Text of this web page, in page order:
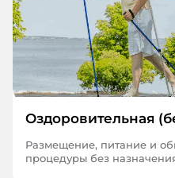
Оздоровительная
Размещение, питание и
процедуры без